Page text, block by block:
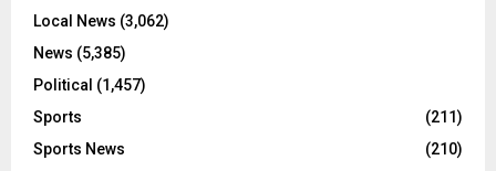
Local News (3,062)
News (5,385)
Political (1,457)
Sports
(211)
Sports News
(210)